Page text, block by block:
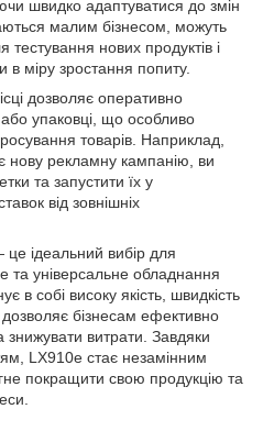
швидко адаптуватися до змін
малим бізнесом, можуть
тестування нових продуктів і
в міру зростання попиту.
дозволяє оперативно
або упаковці, що особливо
товарів. Наприклад,
нову рекламну кампанію, ви
та запустити їх у
від зовнішніх
ідеальний вибір для
та універсальне обладнання
в собі високу якість, швидкість
дозволяє бізнесам ефективно
витрати. Завдяки
LX910e стає незамінним
покращити свою продукцію та